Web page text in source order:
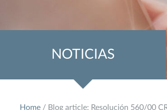
NOTICIAS
Home / Blog article: Resolución 560/00